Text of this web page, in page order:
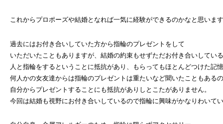
これからプロポーズや結婚となれば一気に経験ができるのかなと思います
過去にはお付き合いしていた方から指輪のプレゼントをして
いただいたこともありますが、結婚の約束もせずただお付き合いしてい
人と指輪をするということに抵抗があり、もらってもほとんどつけた記
何人かの女友達からは指輪のプレゼントは重たいなど聞いたこともある
自分からプレゼントすることにも抵抗がありしとこたがありません。
今回は結婚も視野にお付き合いしているので指輪に興味がかなりわいて